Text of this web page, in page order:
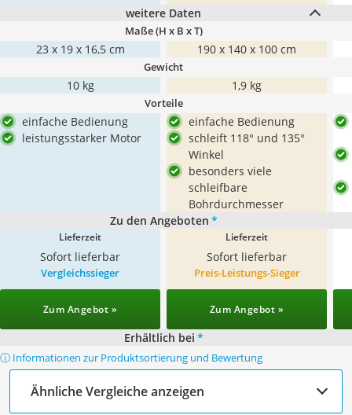
weitere Daten
Maße (H x B x T)
23 x 19 x 16,5 cm 190 x 140 x 100 cm
Gewicht
10 kg 1,9 kg
Vorteile
einfache Bedienung
leistungsstarker Motor
einfache Bedienung
schleift 118° und 135°
Winkel
besonders viele
schleifbare
Bohrdurchmesser
Zu den Angeboten *
Lieferzeit
Sofort lieferbar
Lieferzeit
Sofort lieferbar
Vergleichssieger
Zum Angebot »
Preis-Leistungs-Sieger
Zum Angebot »
Erhältlich bei *
ⓘ Informationen zur Produktsortierung und Bewertung
Ähnliche Vergleiche anzeigen